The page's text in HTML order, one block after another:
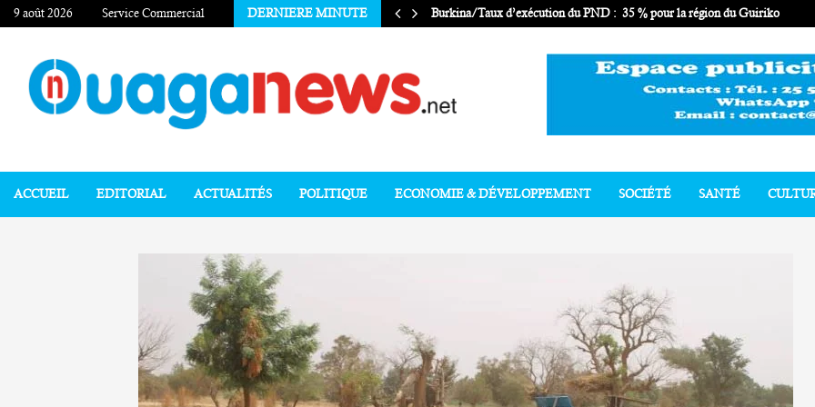
9 août 2026 Service Commercial DERNIERE MINUTE Burkina/Taux d’exécution du PND : 35 % pour la région du Guiriko
ACCUEIL EDITORIAL ACTUALITÉS POLITIQUE ECONOMIE & DÉVELOPPEMENT SOCIÉTÉ SANTÉ